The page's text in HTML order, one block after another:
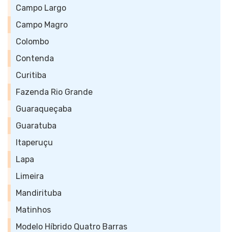
Campo Largo
Campo Magro
Colombo
Contenda
Curitiba
Fazenda Rio Grande
Guaraqueçaba
Guaratuba
Itaperuçu
Lapa
Limeira
Mandirituba
Matinhos
Modelo Híbrido Quatro Barras